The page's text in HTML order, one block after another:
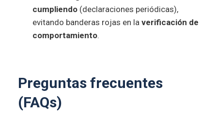
cumpliendo(declaraciones periódicas),
evitando banderas rojas en la verificación de
comportamiento.
Preguntas frecuentes
(FAQs)